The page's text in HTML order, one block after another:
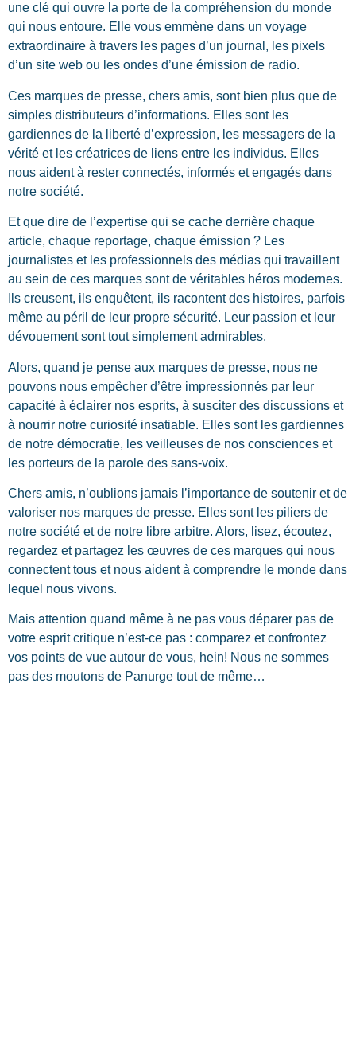
une clé qui ouvre la porte de la compréhension du monde
qui nous entoure. Elle vous emmène dans un voyage
extraordinaire à travers les pages d’un journal, les pixels
d’un site web ou les ondes d’une émission de radio.
Ces marques de presse, chers amis, sont bien plus que de
simples distributeurs d’informations. Elles sont les
gardiennes de la liberté d’expression, les messagers de la
vérité et les créatrices de liens entre les individus. Elles
nous aident à rester connectés, informés et engagés dans
notre société.
Et que dire de l’expertise qui se cache derrière chaque
article, chaque reportage, chaque émission ? Les
journalistes et les professionnels des médias qui travaillent
au sein de ces marques sont de véritables héros modernes.
Ils creusent, ils enquêtent, ils racontent des histoires, parfois
même au péril de leur propre sécurité. Leur passion et leur
dévouement sont tout simplement admirables.
Alors, quand je pense aux marques de presse, nous ne
pouvons nous empêcher d’être impressionnés par leur
capacité à éclairer nos esprits, à susciter des discussions et
à nourrir notre curiosité insatiable. Elles sont les gardiennes
de notre démocratie, les veilleuses de nos consciences et
les porteurs de la parole des sans-voix.
Chers amis, n’oublions jamais l’importance de soutenir et de
valoriser nos marques de presse. Elles sont les piliers de
notre société et de notre libre arbitre. Alors, lisez, écoutez,
regardez et partagez les œuvres de ces marques qui nous
connectent tous et nous aident à comprendre le monde dans
lequel nous vivons.
Mais attention quand même à ne pas vous déparer pas de
votre esprit critique n’est-ce pas : comparez et confrontez
vos points de vue autour de vous, hein! Nous ne sommes
pas des moutons de Panurge tout de même…